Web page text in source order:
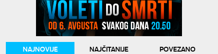
NAJNOVIJE NAJČITANIJE
POVEZANO